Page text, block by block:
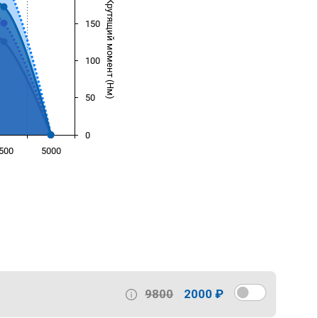
Крутящий момент (Нм)
5000
0
50
100
150
9800 2000 ₽